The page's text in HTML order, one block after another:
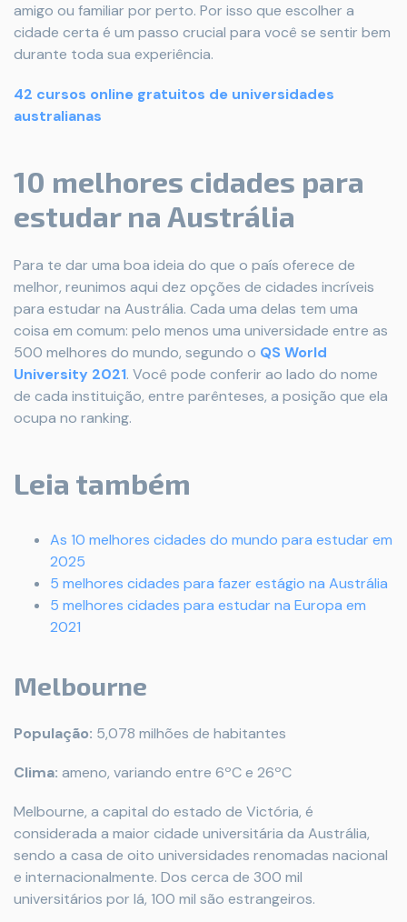
amigo ou familiar por perto. Por isso que escolher a
cidade certa é um passo crucial para você se sentir bem
durante toda sua experiência.
42 cursos online gratuitos de universidades
australianas
10 melhores cidades para
estudar na Austrália
Para te dar uma boa ideia do que o país oferece de
melhor, reunimos aqui dez opções de cidades incríveis
para estudar na Austrália. Cada uma delas tem uma
coisa em comum: pelo menos uma universidade entre as
500 melhores do mundo, segundo o QS World
University 2021. Você pode conferir ao lado do nome
de cada instituição, entre parênteses, a posição que ela
ocupa no ranking.
Leia também
As 10 melhores cidades do mundo para estudar em
2025
5 melhores cidades para fazer estágio na Austrália
5 melhores cidades para estudar na Europa em
2021
Melbourne
População: 5,078 milhões de habitantes
Clima: ameno, variando entre 6ºC e 26ºC
Melbourne, a capital do estado de Victória, é
considerada a maior cidade universitária da Austrália,
sendo a casa de oito universidades renomadas nacional
e internacionalmente. Dos cerca de 300 mil
universitários por lá, 100 mil são estrangeiros.